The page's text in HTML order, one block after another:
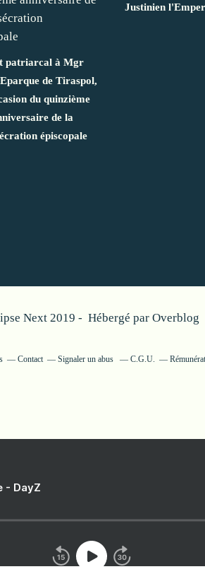
patriarcal à Mgr
de Tiraspol,
du quinzième
de la
épiscopale
Justinien
Next 2019 - Hébergé par Overblog
Contact Signaler un abus C.G.U.
- DayZ